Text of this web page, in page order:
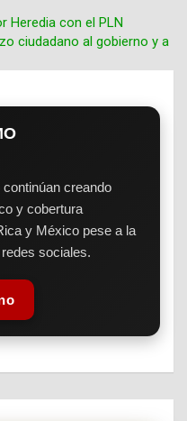
Heredia con el PLN
ciudadano al gobierno y a
creando
y cobertura
y México pese a la
sociales.